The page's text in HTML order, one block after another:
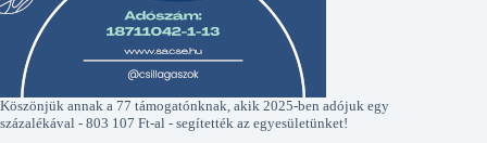
Köszönjük annak a 77 támogatónknak, akik 2025-ben adójuk egy
százalékával - 803 107 Ft-al - segítették az egyesületünket!